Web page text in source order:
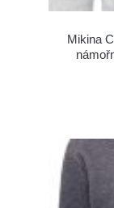
Mikina